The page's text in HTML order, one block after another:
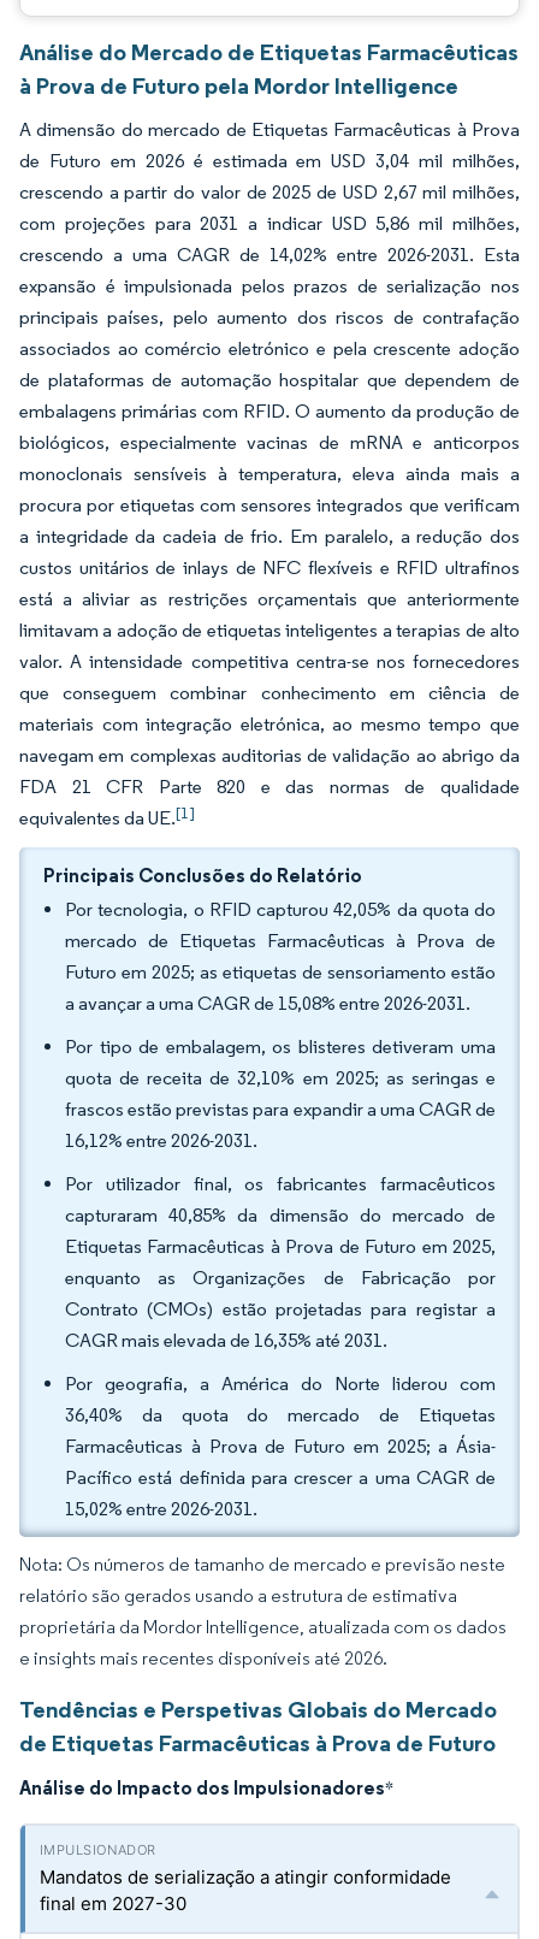
Análise do Mercado de Etiquetas Farmacêuticas
à Prova de Futuro pela Mordor Intelligence
A dimensão do mercado de Etiquetas Farmacêuticas à Prova
de Futuro em 2026 é estimada em USD 3,04 mil milhões,
crescendo a partir do valor de 2025 de USD 2,67 mil milhões,
com projeções para 2031 a indicar USD 5,86 mil milhões,
crescendo a uma CAGR de 14,02% entre 2026-2031. Esta
expansão é impulsionada pelos prazos de serialização nos
principais países, pelo aumento dos riscos de contrafação
associados ao comércio eletrónico e pela crescente adoção
de plataformas de automação hospitalar que dependem de
embalagens primárias com RFID. O aumento da produção de
biológicos, especialmente vacinas de mRNA e anticorpos
monoclonais sensíveis à temperatura, eleva ainda mais a
procura por etiquetas com sensores integrados que verificam
a integridade da cadeia de frio. Em paralelo, a redução dos
custos unitários de inlays de NFC flexíveis e RFID ultrafinos
está a aliviar as restrições orçamentais que anteriormente
limitavam a adoção de etiquetas inteligentes a terapias de alto
valor. A intensidade competitiva centra-se nos fornecedores
que conseguem combinar conhecimento em ciência de
materiais com integração eletrónica, ao mesmo tempo que
navegam em complexas auditorias de validação ao abrigo da
FDA 21 CFR Parte 820 e das normas de qualidade
equivalentes da UE.[1]
Principais Conclusões do Relatório
Por tecnologia, o RFID capturou 42,05% da quota do
mercado de Etiquetas Farmacêuticas à Prova de
Futuro em 2025; as etiquetas de sensoriamento estão
a avançar a uma CAGR de 15,08% entre 2026-2031.
Por tipo de embalagem, os blisteres detiveram uma
quota de receita de 32,10% em 2025; as seringas e
frascos estão previstas para expandir a uma CAGR de
16,12% entre 2026-2031.
Por utilizador final, os fabricantes farmacêuticos
capturaram 40,85% da dimensão do mercado de
Etiquetas Farmacêuticas à Prova de Futuro em 2025,
enquanto as Organizações de Fabricação por
Contrato (CMOs) estão projetadas para registar a
CAGR mais elevada de 16,35% até 2031.
Por geografia, a América do Norte liderou com
36,40% da quota do mercado de Etiquetas
Farmacêuticas à Prova de Futuro em 2025; a Ásia-
Pacífico está definida para crescer a uma CAGR de
15,02% entre 2026-2031.
Nota: Os números de tamanho de mercado e previsão neste
relatório são gerados usando a estrutura de estimativa
proprietária da Mordor Intelligence, atualizada com os dados
e insights mais recentes disponíveis até 2026.
Tendências e Perspetivas Globais do Mercado
de Etiquetas Farmacêuticas à Prova de Futuro
Análise do Impacto dos Impulsionadores*
Mandatos de serialização a atingir conformidade
final em 2027-30